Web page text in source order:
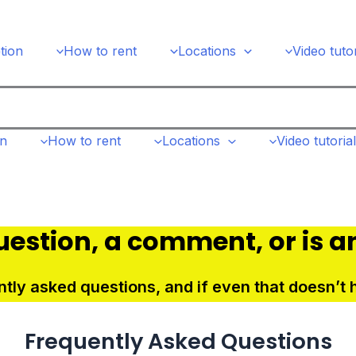
How to rent Locations Video
How to rent Locations Video tutorial
a comment, or is
asked questions, and if even that doesn’t
Frequently Asked Questions